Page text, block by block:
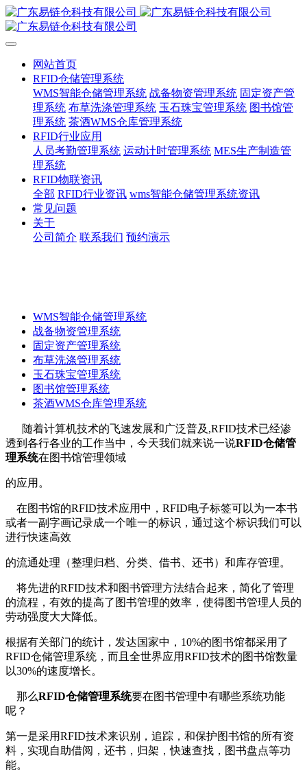
网站首页
RFID仓储管理系统
WMS智能仓储管理系统 战备物资管理系统 固定资产管
理系统 布草洗涤管理系统 玉石珠宝管理系统 图书馆管
理系统 茶酒WMS仓库管理系统
RFID行业应用
人员考勤管理系统 运动计时管理系统 MES生产制造管
理系统
RFID物联资讯
全部 RFID行业资讯 wms智能仓储管理系统资讯
常见问题
关于
公司简介 联系我们 预约演示
WMS智能仓储管理系统
战备物资管理系统
固定资产管理系统
布草洗涤管理系统
玉石珠宝管理系统
图书馆管理系统
茶酒WMS仓库管理系统
随着计算机技术的飞速发展和广泛普及,RFID技术已经渗
透到各行各业的工作当中，今天我们就来说一说RFID仓储管
理系统在图书馆管理领域
的应用。
在图书馆的RFID技术应用中，RFID电子标签可以为一本书
或者一副字画记录成一个唯一的标识，通过这个标识我们可以
进行快速高效
的流通处理（整理归档、分类、借书、还书）和库存管理。
将先进的RFID技术和图书管理方法结合起来，简化了管理
的流程，有效的提高了图书管理的效率，使得图书管理人员的
劳动强度大大降低。
根据有关部门的统计，发达国家中，10%的图书馆都采用了
RFID仓储管理系统，而且全世界应用RFID技术的图书馆数量
以30%的速度增长。
那么RFID仓储管理系统要在图书管理中有哪些系统功能
呢？
第一是采用RFID技术来识别，追踪，和保护图书馆的所有资
料，实现自助借阅，还书，归架，快速查找，图书盘点等功
能。